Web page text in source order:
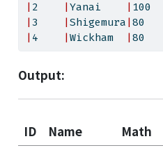
2 Yanai
3 Shigemura
4 Wickham
Output:
ID Name Math